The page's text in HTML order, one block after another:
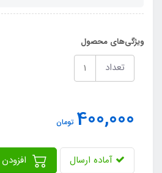
ویژگی‌های محصول
تعداد
400,000 تومان
آماده ارسال